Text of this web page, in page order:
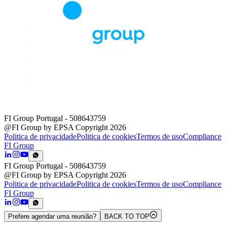
FI Group Portugal - 508643759
@FI Group by EPSA Copyright 2026
Politica de privacidadePolitica de cookiesTermos de usoCompliance
FI Group
FI Group Portugal - 508643759
@FI Group by EPSA Copyright 2026
Politica de privacidadePolitica de cookiesTermos de usoCompliance
FI Group
Prefere agendar uma reunião? BACK TO TOP